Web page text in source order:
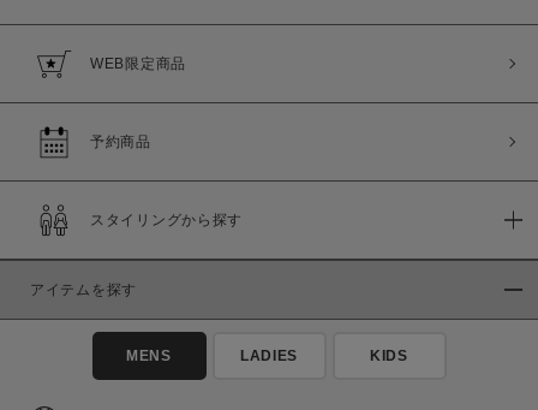
WEB限定商品
予約商品
スタイリングから探す
アイテムを探す
MENS LADIES KIDS